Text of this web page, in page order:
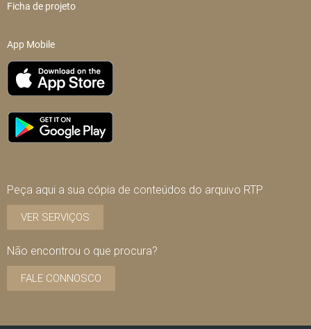
Ficha de projeto
App Mobile
Peça aqui a sua cópia de conteúdos do arquivo RTP
VER SERVIÇOS
Não encontrou o que procura?
FALE CONNOSCO